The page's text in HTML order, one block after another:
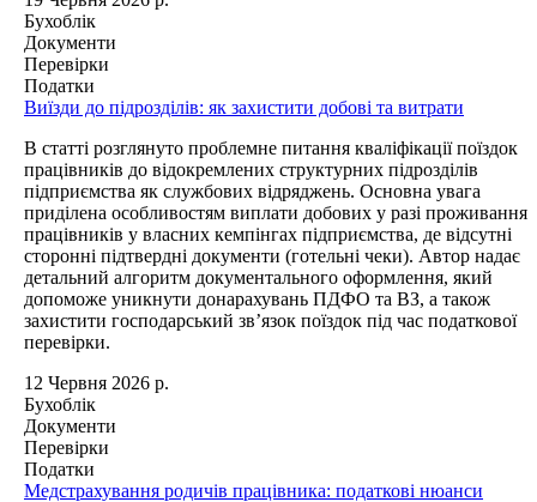
Бухоблік
Документи
Перевірки
Податки
Виїзди до підрозділів: як захистити добові та витрати
В статті розглянуто проблемне питання кваліфікації поїздок
працівників до відокремлених структурних підрозділів
підприємства як службових відряджень. Основна увага
приділена особливостям виплати добових у разі проживання
працівників у власних кемпінгах підприємства, де відсутні
сторонні підтвердні документи (готельні чеки). Автор надає
детальний алгоритм документального оформлення, який
допоможе уникнути донарахувань ПДФО та ВЗ, а також
захистити господарський зв’язок поїздок під час податкової
перевірки.
12 Червня 2026 р.
Бухоблік
Документи
Перевірки
Податки
Медстрахування родичів працівника: податкові нюанси